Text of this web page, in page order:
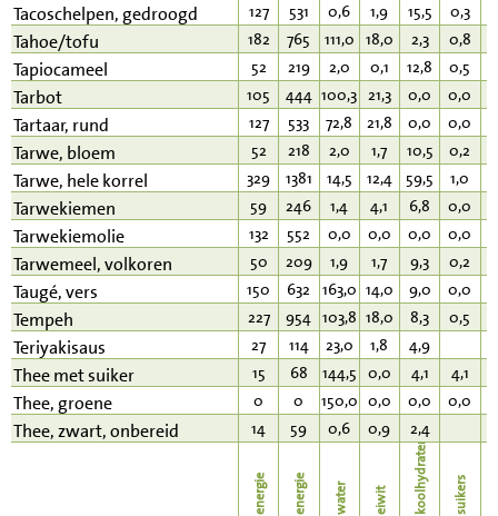
Tacoschelpen, gedroogd 127 531 0,6 1,9 15,5 0,3
Tahoe/tofu 182 765 111,0 18,0 2,3 0,8
Tapiocameel 52 219 2,0 0,1 12,8 0,5
Tarbot 105 444 100,3 21,3 0,0 0,0
Tartaar, rund 127 533 72,8 21,8 0,0 0,0
Tarwe, bloem 52 218 2,0 1,7 10,5 0,2
Tarwe, hele korrel 329 1381 14,5 12,4 59,5 1,0
Tarwekiemen 59 246 1,4 4,1 6,8 0,0
Tarwekiemolie 132 552 0,0 0,0 0,0 0,0
Tarwemeel, volkoren 50 209 1,9 1,7 9,3 0,2
Taugé, vers 150 632 163,0 14,0 9,0 0,0
Tempeh 227 954 103,8 18,0 8,3 0,5
Teriyakisaus 27 114 23,0 1,8 4,9
Thee met suiker 15 68 144,5 0,0 4,1 4,1
Thee, groene 0 0 150,0 0,0 0,0 0,0
Thee, zwart, onbereid 14 59 0,6 0,9 2,4
energie energie water eiwit koolhydraten suikers